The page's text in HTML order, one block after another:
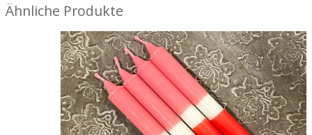
Ähnliche Produkte